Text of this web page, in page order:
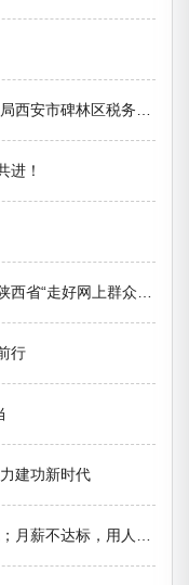
好便民办税春风行动调研工作
进！
网上群众路线”优秀账号
行
建功新时代
标，用人单位将被重罚